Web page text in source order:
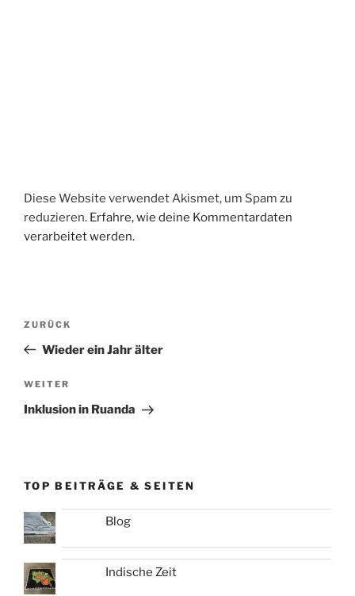
Diese Website verwendet Akismet, um Spam zu
reduzieren. Erfahre, wie deine Kommentardaten
verarbeitet werden.
Beitragsnavigation
Vorheriger
Beitrag
ZURÜCK
Wieder ein Jahr älter
Nächster
Beitrag
WEITER
Inklusion in Ruanda
TOP BEITRÄGE & SEITEN
Blog
Indische Zeit